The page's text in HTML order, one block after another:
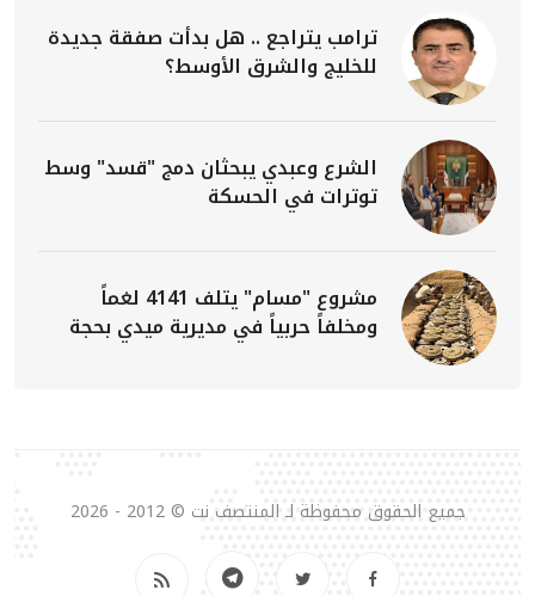
ترامب يتراجع .. هل بدأت صفقة جديدة
للخليج والشرق الأوسط؟
الشرع وعبدي يبحثان دمج "قسد" وسط
توترات في الحسكة
مشروع "مسام" يتلف 4141 لغماً
ومخلفاً حربياً في مديرية ميدي بحجة
جميع الحقوق محفوظة لـ المنتصف نت © 2012 - 2026